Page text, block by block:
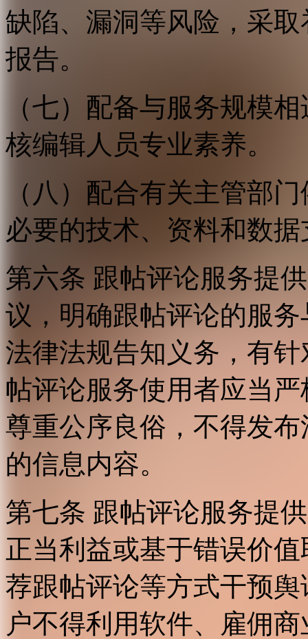
缺陷、漏洞等风险，采
报告。
（七）配备与服务规模
核编辑人员专业素养。
（八）配合有关主管部
必要的技术、资料和数
第六条 跟帖评论服务提
议，明确跟帖评论的服
法律法规告知义务，有
帖评论服务使用者应当
尊重公序良俗，不得发
的信息内容。
第七条 跟帖评论服务提
正当利益或基于错误价
荐跟帖评论等方式干预
户不得利用软件、雇佣